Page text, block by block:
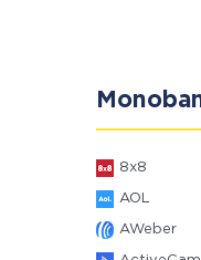
8x8
AOL
AWeber